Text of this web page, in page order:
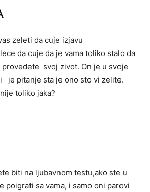
zeleti da cuje izjavu
da cuje da je vama toliko stalo da
provedete svoj zivot. On je u svoje
je pitanje sta je ono sto vi zelite.
toliko jaka?
biti na ljubavnom testu,ako ste u
poigrati sa vama, i samo oni parovi